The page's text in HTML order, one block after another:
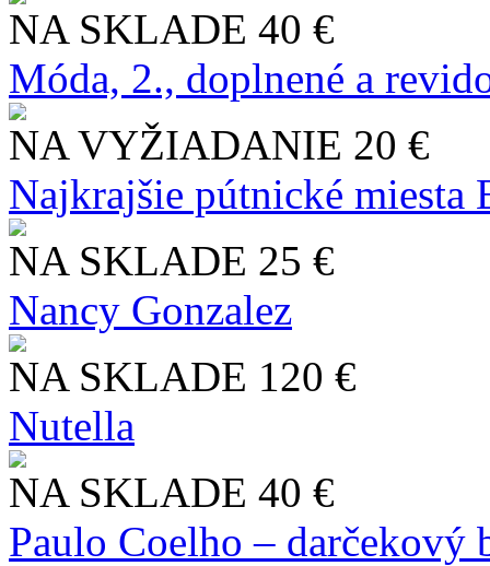
NA SKLADE 40 €
Móda, 2., doplnené a
NA VYŽIADANIE 20 €
Najkrajšie pútnické miesta
NA SKLADE 25 €
Nancy Gonzalez
NA SKLADE 120 €
Nutella
NA SKLADE 40 €
Paulo Coelho – darčekový